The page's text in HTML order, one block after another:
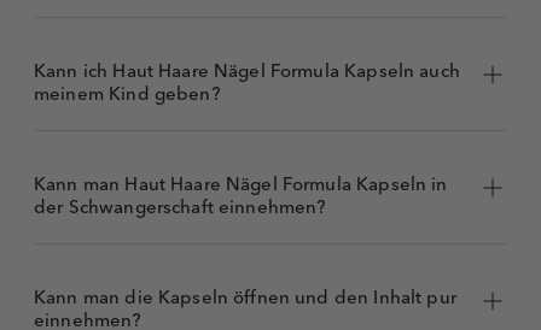
Kann ich Haut Haare Nägel Formula Kapseln auch
meinem Kind geben?
Kann man Haut Haare Nägel Formula Kapseln in
der Schwangerschaft einnehmen?
Kann man die Kapseln öffnen und den Inhalt pur
einnehmen?